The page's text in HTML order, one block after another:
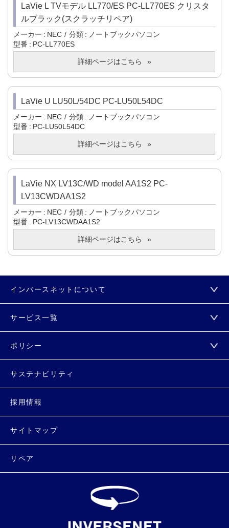
LaVie L TVモデル LL770/ES PC-LL770ES クリスタ
ルブラック(スクラッチリペア)
メーカー NEC 分類
ノートブックパソコン
型番
PC-LL770ES
詳細ページはこちら
LaVie U LU50L/54DC PC-LU50L54DC
メーカー NEC 分類
ノートブックパソコン
型番
PC-LU50L54DC
詳細ページはこちら
LaVie NX LV13C/WD model AA1S2 PC-
LV13CWDAA1S2
メーカー NEC 分類
ノートブックパソコン
型番
PC-LV13CWDAA1S2
詳細ページはこちら
インバースネットについて
サービス一覧
ポリシー
サステナビリティ
採用情報
サイトマップ
リペア